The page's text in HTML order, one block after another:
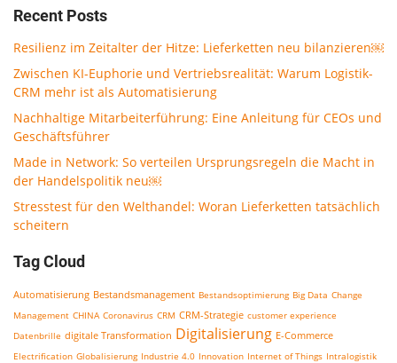
Recent Posts
Resilienz im Zeitalter der Hitze: Lieferketten neu bilanzieren￼
Zwischen KI-Euphorie und Vertriebsrealität: Warum Logistik-
CRM mehr ist als Automatisierung
Nachhaltige Mitarbeiterführung: Eine Anleitung für CEOs und
Geschäftsführer
Made in Network: So verteilen Ursprungsregeln die Macht in
der Handelspolitik neu￼
Stresstest für den Welthandel: Woran Lieferketten tatsächlich
scheitern
Tag Cloud
Automatisierung Bestandsmanagement Bestandsoptimierung Big Data Change
Management CHINA Coronavirus CRM CRM-Strategie customer experience
Datenbrille digitale Transformation Digitalisierung E-Commerce
Electrification Globalisierung Industrie 4.0 Innovation Internet of Things Intralogistik